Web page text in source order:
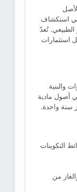
استكشاف
الطبيعي. تُعدّ
استثمارات
والبنية
أصول مادية
سنة واحدة.
التكوينات
من